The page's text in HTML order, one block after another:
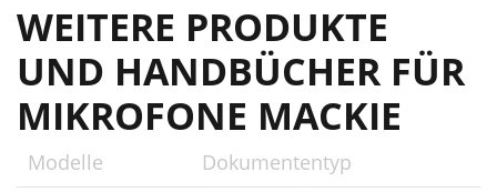
WEITERE PRODUKTE
UND HANDBÜCHER FÜR
MIKROFONE MACKIE
Modelle Dokumententyp